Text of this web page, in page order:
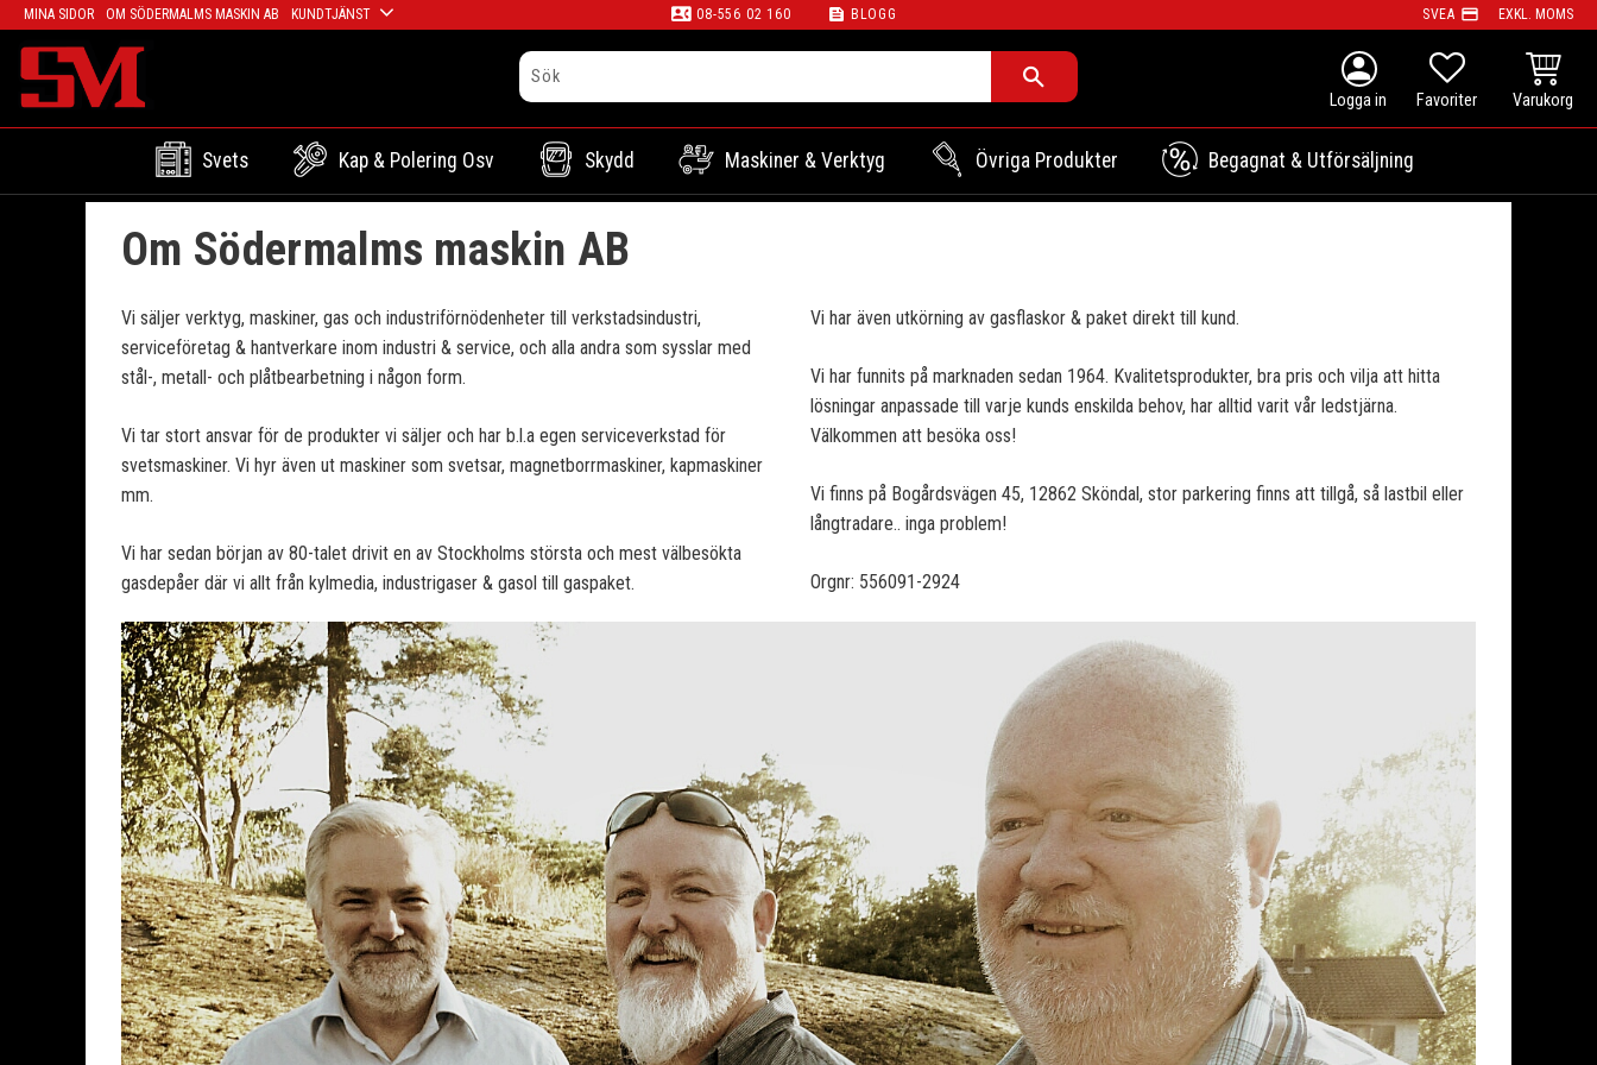
MINA SIDOR OM SÖDERMALMS MASKIN AB KUNDTJÄNST contact_phone 08-556 02 160 feed BLOGG SVEA payment EXKL. MOMS
person
FAVORITER
Svets Kap & Polering Osv Skydd Maskiner & Verktyg Övriga Produkter Begagnat & Utförsäljning
Om Södermalms maskin AB
Vi säljer verktyg, maskiner, gas och industriförnödenheter till verkstadsindustri,
serviceföretag & hantverkare inom industri & service, och alla andra som sysslar med
stål-, metall- och plåtbearbetning i någon form.
Vi tar stort ansvar för de produkter vi säljer och har b.l.a egen serviceverkstad för
svetsmaskiner. Vi hyr även ut maskiner som svetsar, magnetborrmaskiner, kapmaskiner
mm.
Vi har sedan början av 80-talet drivit en av Stockholms största och mest välbesökta
gasdepåer där vi allt från kylmedia, industrigaser & gasol till gaspaket.
Vi har även utkörning av gasflaskor & paket direkt till kund.
Vi har funnits på marknaden sedan 1964. Kvalitetsprodukter, bra pris och vilja att hitta
lösningar anpassade till varje kunds enskilda behov, har alltid varit vår ledstjärna.
Välkommen att besöka oss!
Vi finns på Bogårdsvägen 45, 12862 Sköndal, stor parkering finns att tillgå, så lastbil eller
långtradare.. inga problem!
Orgnr: 556091-2924